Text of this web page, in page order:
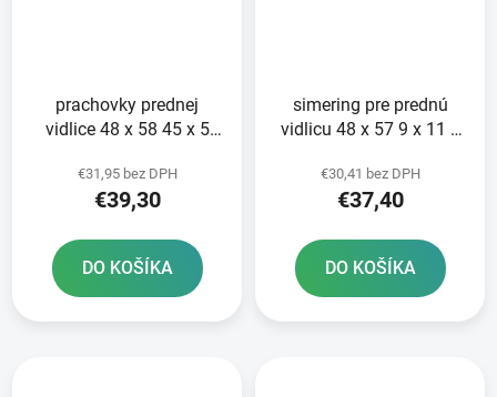
prachovky prednej
vidlice 48 x 58 45 x 5
sada pre 2 tlmiče
€31,95 bez DPH
€39,30
DO KOŠÍKA
simering pre prednú
vidlicu 48 x 57 9 x 11 5
opravu 2 tlmičov
€30,41 bez DPH
€37,40
DO KOŠÍKA